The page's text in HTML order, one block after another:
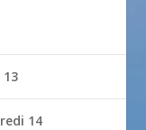
13
14